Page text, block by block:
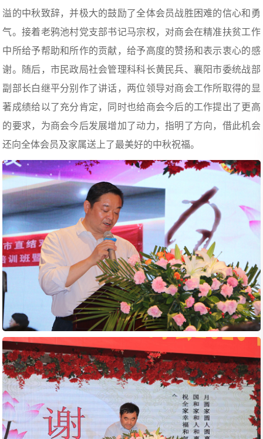
溢的中秋致辞，并极大的鼓励了全体会员战胜困难的信心和勇
气。接着老鸦池村党支部书记马宗权，对商会在精准扶贫工作
中所给予帮助和所作的贡献，给予高度的赞扬和表示衷心的感
谢。随后，市民政局社会管理科科长黄民兵、襄阳市委统战部
副部长白继平分别作了讲话，两位领导对商会工作所取得的显
著成绩给以了充分肯定，同时也给商会今后的工作提出了更高
的要求，为商会今后发展增加了动力，指明了方向，借此机会
还向全体会员及家属送上了最美好的中秋祝福。